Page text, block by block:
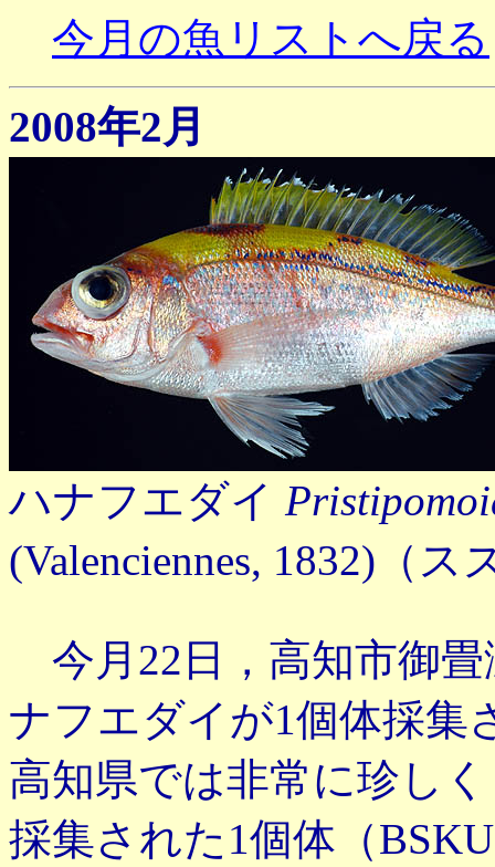
今月の魚リストへ戻る
2008年2月
ハナフエダイ
(Valenciennes, 1832)（
今月22日，高知市御
ナフエダイが1個体採集
高知県では非常に珍し
採集された1個体（